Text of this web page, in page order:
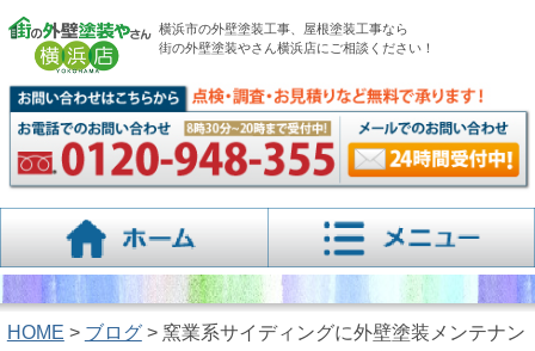
横浜市の外壁塗装工事、屋根塗装工事なら
街の外壁塗装やさん横浜店にご相談ください！
HOME > ブログ> 窯業系サイディングに外壁塗装メンテナン